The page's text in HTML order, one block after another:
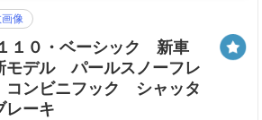
像
１０・ベーシック 新車
モデル パールスノーフレ
ンビニフック シャッタ
ーキ